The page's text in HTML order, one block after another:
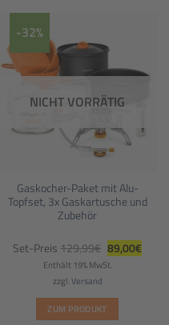
-32%
NICHT VORRÄTIG
Gaskocher-Paket mit Alu-
Topfset, 3x Gaskartusche und
Zubehör
Set-Preis 129,99€ Preis
war:
89,00€Preis
Enthält 19% MwSt.
zzgl.Versand
ZUM PRODUKT